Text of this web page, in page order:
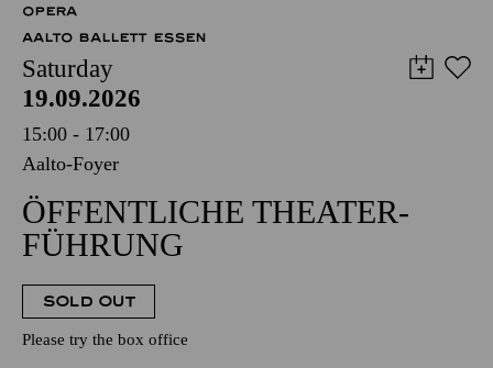
OPERA
AALTO BALLETT ESSEN
Saturday
19.09.2026
15:00 - 17:00
Aalto-Foyer
ÖFFENTLICHE THEATER­
FÜHRUNG
SOLD OUT
Please try the box office